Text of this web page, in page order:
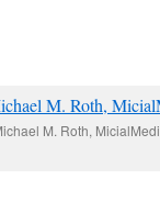
M. Roth,